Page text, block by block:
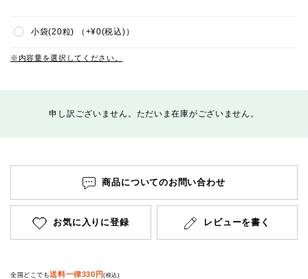
内容量を選択してください。
小袋(20粒) +¥0 税込
申し訳ございません。ただいま在庫がございません。
商品についてのお問い合わせ
お気に入りに登録 レビューを書く
全国どこでも送料一律330円(税込)